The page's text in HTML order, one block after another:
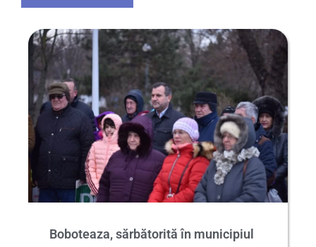
Boboteaza, sărbătorită în municipiul